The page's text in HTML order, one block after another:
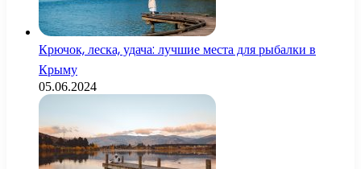
Крючок, леска, удача: лучшие места для рыбалки в
Крыму
05.06.2024